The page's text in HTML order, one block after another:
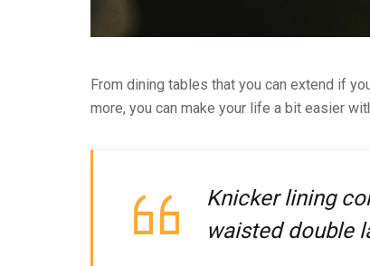
From dining tables that you can extend if
more, you can make your life a bit easier
Knicker lining
waisted double